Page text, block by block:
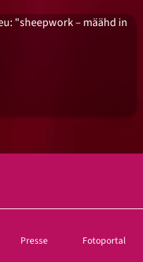
Presse Fotoportal